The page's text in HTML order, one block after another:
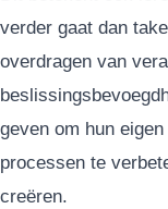
verder gaat dan
overdragen van
geven om hun
processen te
creëren.